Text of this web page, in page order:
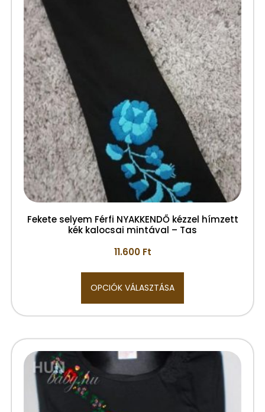
Fekete selyem Férfi NYAKKENDŐ kézzel hímzett
kék kalocsai mintával – Tas
11.600 Ft
OPCIÓK VÁLASZTÁSA